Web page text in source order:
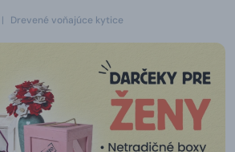
| Drevené voňajúce kytice